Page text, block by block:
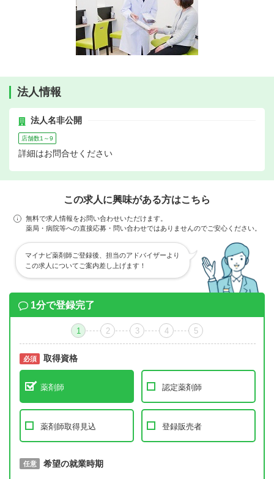
法人情報
法人名非公開
店舗数1～9
詳細はお問合せください
この求人に興味がある方はこちら
無料で求人情報をお問い合わせいただけます。
薬局・病院等への直接応募・問い合わせではありませんのでご安心ください。
マイナビ薬剤師ご登録後、担当のアドバイザーより
この求人についてご案内差し上げます！
1分で登録完了
1 2 3 4 5
必須 取得資格
薬剤師 認定薬剤師
薬剤師取得見込 登録販売者
必須 取得予定年
任意 希望の就業時期